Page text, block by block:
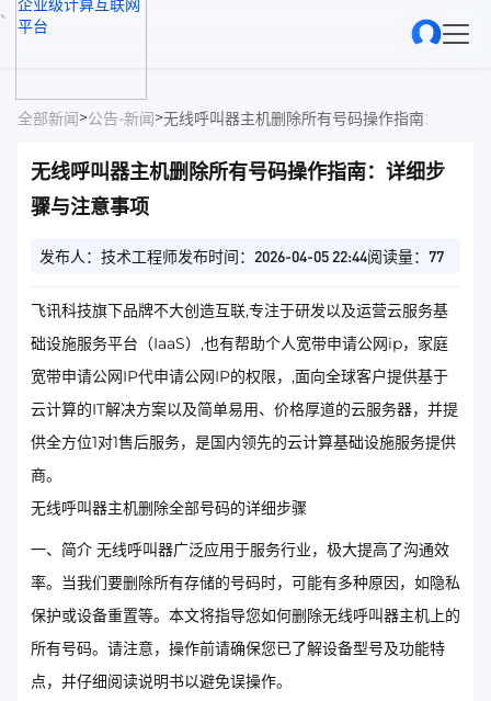
、
全部新闻>公告-新闻>无线呼叫器主机删除所有号码操作指南：详细步
无线呼叫器主机删除所有号码操作指南：详细步
骤与注意事项
发布人：技术工程师发布时间：2026-04-05 22:44阅读量：77
飞讯科技旗下品牌不大创造互联,专注于研发以及运营云服务基
础设施服务平台（IaaS）,也有帮助个人宽带申请公网ip，家庭
宽带申请公网IP代申请公网IP的权限，,面向全球客户提供基于
云计算的IT解决方案以及简单易用、价格厚道的云服务器，并提
供全方位1对1售后服务，是国内领先的云计算基础设施服务提供
商。
无线呼叫器主机删除全部号码的详细步骤
一、简介 无线呼叫器广泛应用于服务行业，极大提高了沟通效
率。当我们要删除所有存储的号码时，可能有多种原因，如隐私
保护或设备重置等。本文将指导您如何删除无线呼叫器主机上的
所有号码。请注意，操作前请确保您已了解设备型号及功能特
点，并仔细阅读说明书以避免误操作。